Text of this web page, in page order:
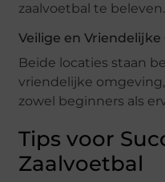
zaalvoetbal te beleven.
Veilige en
Beide locaties staan
vriendelijke
zowel beginners als
Tips voor
Zaalvoetbal